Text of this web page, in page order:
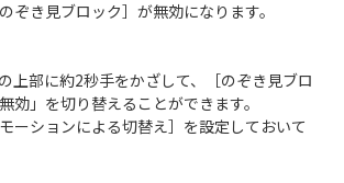
ぞき見ブロック］が無効になります。
上部に約2秒手をかざして、［のぞき見ブロ
効」を切り替えることができます。
ーションによる切替え］を設定しておいて